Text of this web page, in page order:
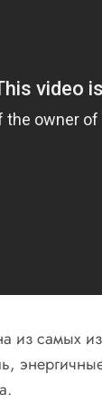
из самых